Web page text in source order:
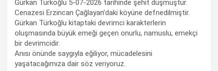
Gürkan Türkoğlu 5-07-2026 tarihinde şehit düşmüştür.
Cenazesi Erzincan Çağlayan’daki köyüne defnedilmiştir.
Gürkan Türkoğlu kitaptaki devrimci karakterlerin
oluşmasında büyük emeği geçen onurlu, namuslu, emekçi
bir devrimcidir.
Anısı önünde saygıyla eğiliyor, mücadelesini
yaşatacağımıza dair söz veriyoruz.